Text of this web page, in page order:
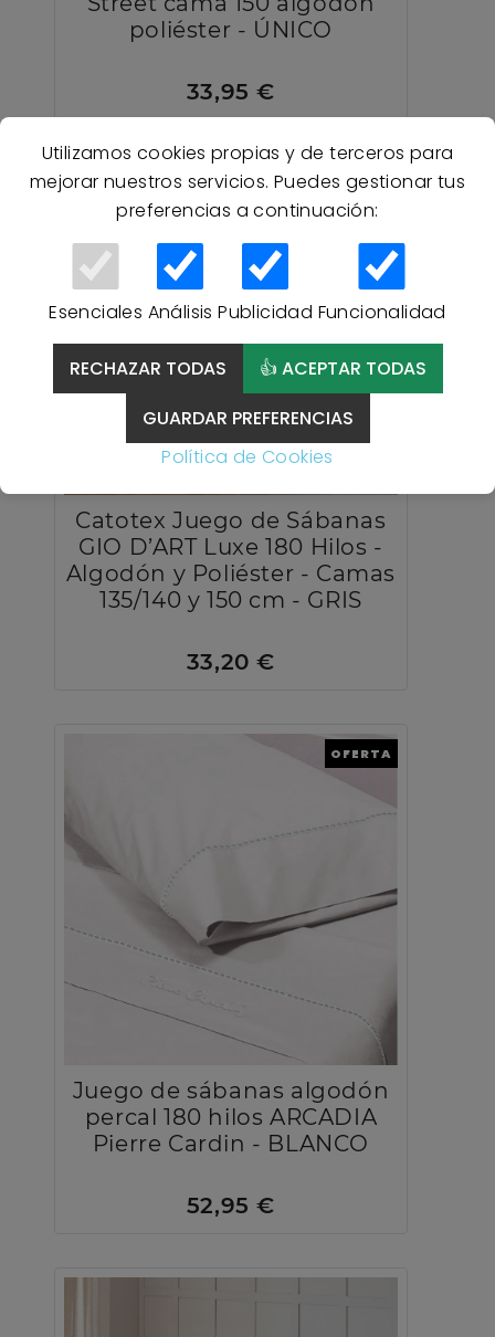
Utilizamos cookies propias y de terceros para
mejorar nuestros servicios. Puedes gestionar tus
preferencias a continuación:
Esenciales Análisis Publicidad Funcionalidad
RECHAZAR TODAS
👍 ACEPTAR TODAS
GUARDAR PREFERENCIAS
Política de Cookies
poliéster - ÚNICO
33,95 €
Catotex Juego de Sábanas
GIO D’ART Luxe 180 Hilos -
Algodón y Poliéster - Camas
135/140 y 150 cm - GRIS
33,20 €
OFERTA
Juego de sábanas algodón
percal 180 hilos ARCADIA
Pierre Cardin - BLANCO
52,95 €